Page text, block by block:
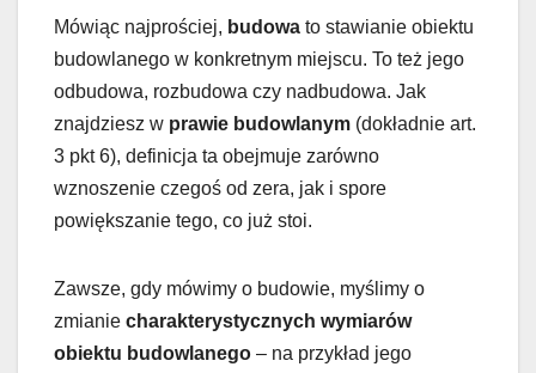
Mówiąc najprościej, budowa to stawianie obiektu
budowlanego w konkretnym miejscu. To też jego
odbudowa, rozbudowa czy nadbudowa. Jak
znajdziesz w prawie budowlanym (dokładnie art.
3 pkt 6), definicja ta obejmuje zarówno
wznoszenie czegoś od zera, jak i spore
powiększanie tego, co już stoi.
Zawsze, gdy mówimy o budowie, myślimy o
zmianie charakterystycznych wymiarów
obiektu budowlanego – na przykład jego